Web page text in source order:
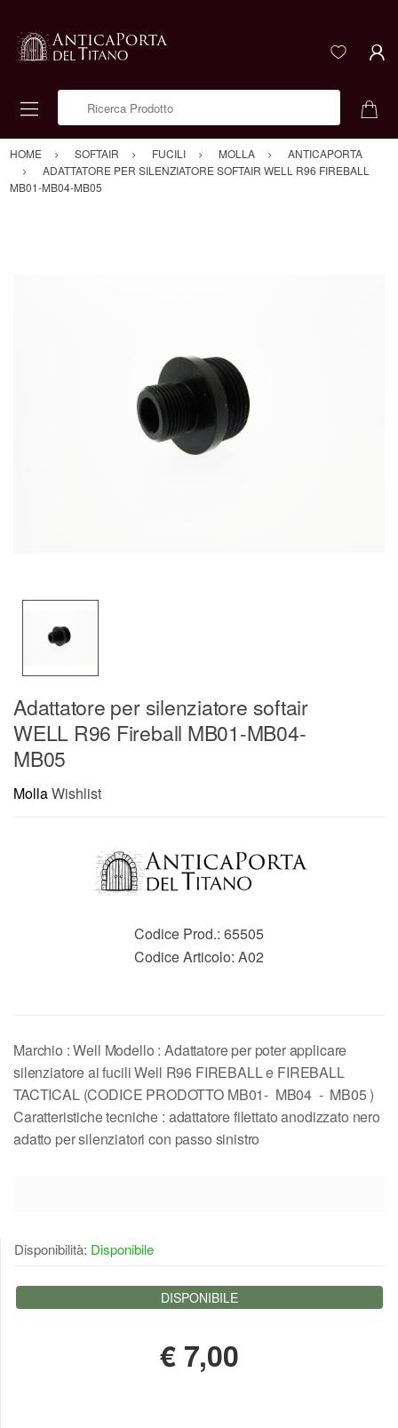
HOME SOFTAIR FUCILI MOLLA
ANTICAPORTA
ADATTATORE PER SILENZIATORE SOFTAIR WELL R96 FIREBALL
MB01-MB04-MB05
Adattatore per silenziatore softair
WELL R96 Fireball MB01-MB04-
MB05
MollaWishlist
Codice Prod.: 65505
Codice Articolo: A02
Marchio : Well Modello : Adattatore per poter applicare
silenziatore ai fucili Well R96 FIREBALL e FIREBALL
TACTICAL (CODICE PRODOTTO MB01- MB04 - MB05 )
Caratteristiche tecniche : adattatore filettato anodizzato nero
adatto per silenziatori con passo sinistro
Disponibilità: Disponibile
DISPONIBILE
€ 7,00